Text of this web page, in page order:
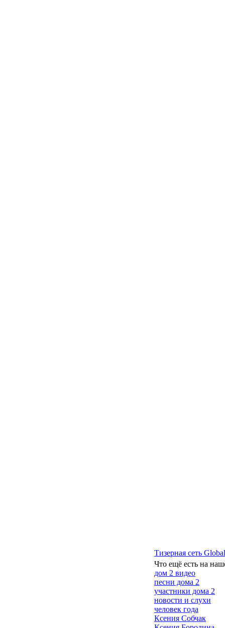
Тизерная сеть
Что ещё есть на
дом 2 видео
песни дома 2
участники дома 2
новости и слухи
человек года
Ксения Собчак